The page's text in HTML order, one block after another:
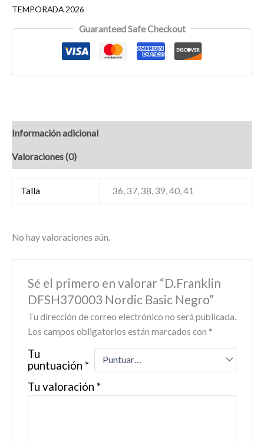
TEMPORADA 2026
Guaranteed Safe Checkout
Información adicional
Valoraciones (0)
Talla 36, 37, 38, 39, 40, 41
No hay valoraciones aún.
Sé el primero en valorar “D.Franklin
DFSH370003 Nordic Basic Negro”
Tu dirección de correo electrónico no será publicada.
Los campos obligatorios están marcados con *
Tu
puntuación *
Tu valoración *